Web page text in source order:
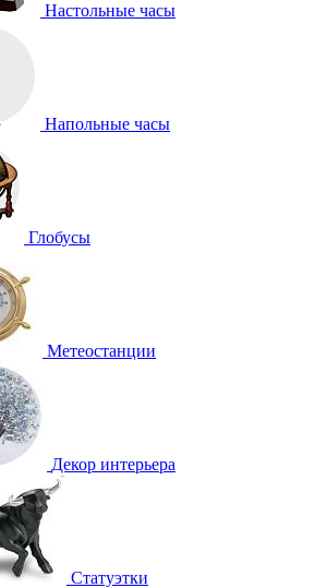
Настольные часы
Напольные часы
Глобусы
Метеостанции
Декор интерьера
Статуэтки